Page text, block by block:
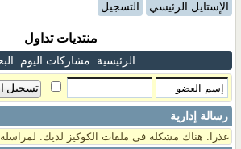
الإستايل الرئيسي التسجيل
منتديات تداول
الرئيسية مشاركات اليوم
رسالة إدارية
عذرا. هناك مشكلة فى ملفات الكوكيز لديك. لمراسلة